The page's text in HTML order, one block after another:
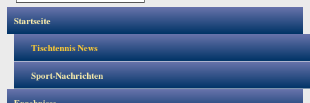
Startseite
Tischtennis News
Sport-Nachrichten